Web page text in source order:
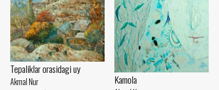
Kamola
Tepaliklar orasidagi uy
Akmal Nur